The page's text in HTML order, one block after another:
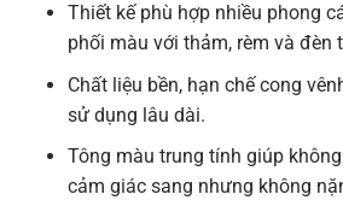
Thiết kế phù hợp nhiều phong
phối màu với thảm, rèm và đèn
Chất liệu bền, hạn chế cong
sử dụng lâu dài.
Tông màu trung tính giúp
cảm giác sang nhưng không